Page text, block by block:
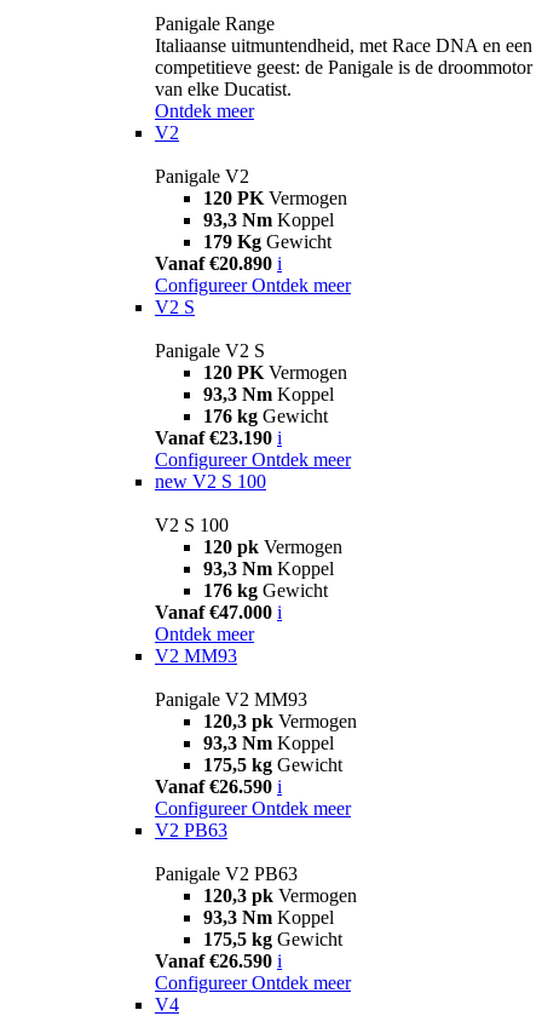
Panigale Range
Italiaanse uitmuntendheid, met Race DNA en een
competitieve geest: de Panigale is de droommotor
van elke Ducatist.
Ontdek meer
V2
Panigale V2
120 PK Vermogen
93,3 Nm Koppel
179 Kg Gewicht
Vanaf €20.890 i
Configureer Ontdek meer
V2 S
Panigale V2 S
120 PK Vermogen
93,3 Nm Koppel
176 kg Gewicht
Vanaf €23.190 i
Configureer Ontdek meer
new V2 S 100
V2 S 100
120 pk Vermogen
93,3 Nm Koppel
176 kg Gewicht
Vanaf €47.000 i
Ontdek meer
V2 MM93
Panigale V2 MM93
120,3 pk Vermogen
93,3 Nm Koppel
175,5 kg Gewicht
Vanaf €26.590 i
Configureer Ontdek meer
V2 PB63
Panigale V2 PB63
120,3 pk Vermogen
93,3 Nm Koppel
175,5 kg Gewicht
Vanaf €26.590 i
Configureer Ontdek meer
V4